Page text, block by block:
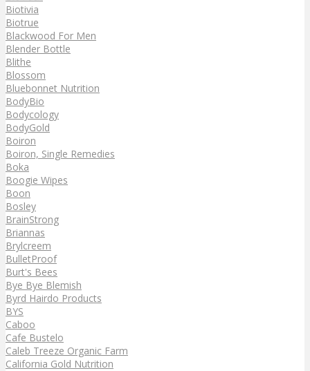
Biotivia
Biotrue
Blackwood For Men
Blender Bottle
Blithe
Blossom
Bluebonnet Nutrition
BodyBio
Bodycology
BodyGold
Boiron
Boiron, Single Remedies
Boka
Boogie Wipes
Boon
Bosley
BrainStrong
Briannas
Brylcreem
BulletProof
Burt's Bees
Bye Bye Blemish
Byrd Hairdo Products
BYS
Caboo
Cafe Bustelo
Caleb Treeze Organic Farm
California Gold Nutrition